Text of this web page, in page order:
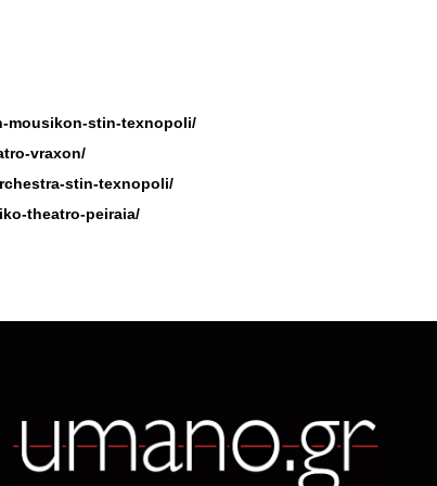
mousikon-stin-texnopoli/
vraxon/
stin-texnopoli/
theatro-peiraia/